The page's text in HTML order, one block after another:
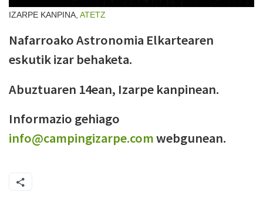
IZARPE KANPINA, ATETZ
Nafarroako Astronomia Elkartearen
eskutik izar behaketa.
Abuztuaren 14ean, Izarpe kanpinean.
Informazio gehiago
info@campingizarpe.comwebgunean.